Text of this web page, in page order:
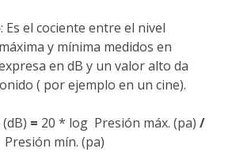
: Es el cociente entre el nivel
y mínima medidos en
en dB y un valor alto da
( por ejemplo en un cine).
= 20 * log Presión máx. (pa) /
Presión mín. (pa)